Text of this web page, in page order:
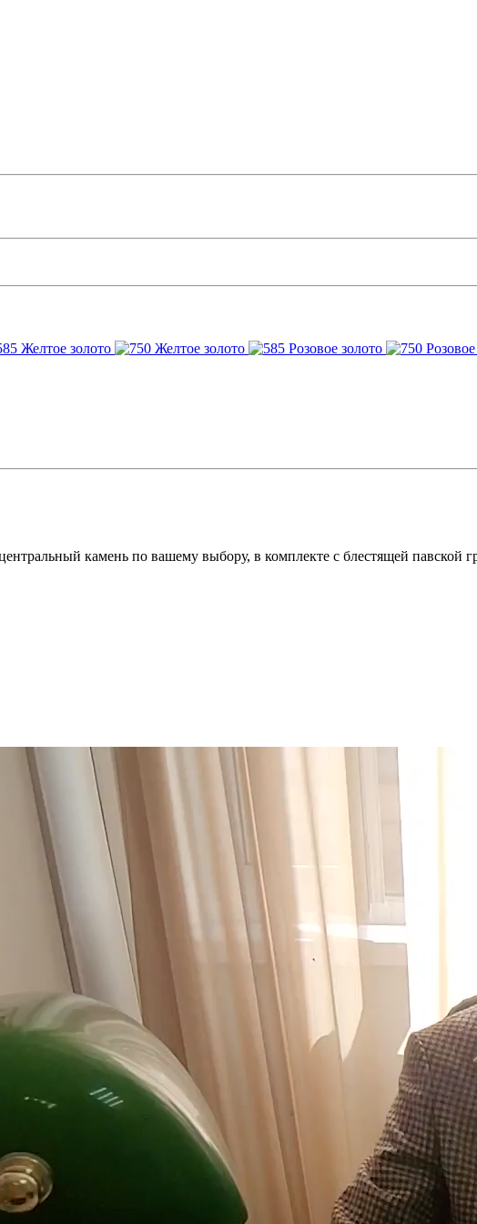
камень по вашему выбору, в комплекте с блестящей павской